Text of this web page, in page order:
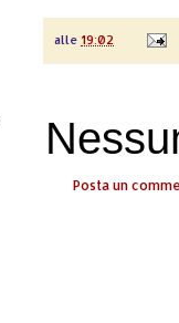
alle 19:02
Posta un